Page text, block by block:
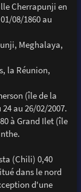
Cherrapunji en
08/1860 au
Meghalaya,
la Réunion,
(île de la
au 26/02/2007.
à Grand Ilet (île
(Chili) 0,40
dans le nord
d'une